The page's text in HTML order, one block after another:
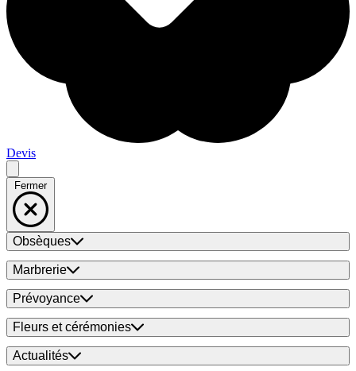
Devis
Fermer
Obsèques
Marbrerie
Prévoyance
Fleurs et cérémonies
Actualités